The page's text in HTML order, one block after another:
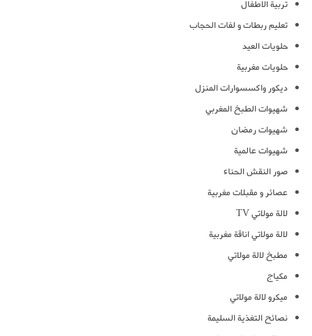
تربية الاطفال
تعليم ربطات و لفات الحجاب
حلويات العيد
حلويات مغربية
ديكور واكسسوارات المنزل
شهيوات الطبخ المغربي
شهيوات رمضان
شهيوات عالمية
صور النقش الحناء
عصائر و مقبلات مغربية
لالة مولاتي TV
لالة مولاتي اناقة مغربية
مطبخ لالة مولاتي
مكياج
ميكرو لالة مولاتي
نصائح التغذية السليمة